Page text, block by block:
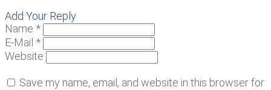
Add Your Reply
Name *
E-Mail *
Website
Save my name, email, and website in this browser for